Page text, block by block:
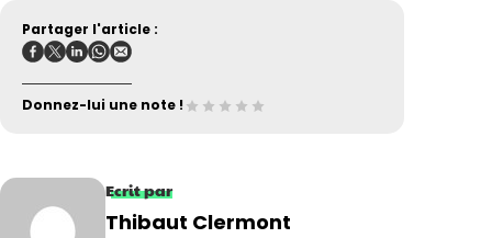
Partager l'article :
Donnez-lui une note !
Ecrit par
Thibaut Clermont